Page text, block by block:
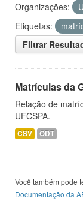
Organizações:
Etiquetas:
Filtrar
Matrículas da
Relação de
UFCSPA.
CSV ODT
Você também pode
Documentação da